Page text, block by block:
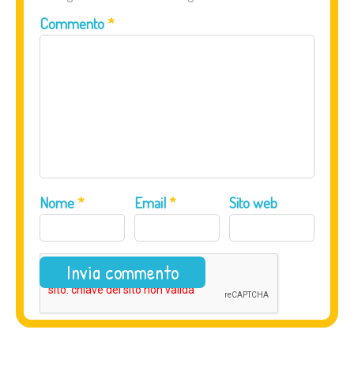
Commento*
Nome* Email* Sito web